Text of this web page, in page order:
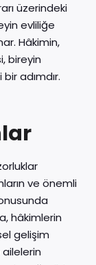
üzerindeki
evliliğe
Hâkimin,
bireyin
adımdır.
ve önemli
hâkimlerin
gelişim